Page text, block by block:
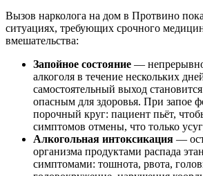
Вызов нарколога на дом в Протвино
ситуациях, требующих срочного
вмешательства:
Запойное состояние —
алкоголя в течение нескольких
самостоятельный выход
опасным для здоровья. При запое
порочный круг: пациент пьёт,
симптомов отмены, что только
Алкогольная интоксикация —
организма продуктами распада
симптомами: тошнота, рвота,